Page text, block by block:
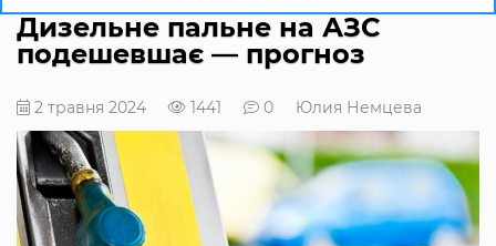
Дизельне пальне на АЗС
подешевшає — прогноз
2 травня 2024 1441 0 Юлия Немцева